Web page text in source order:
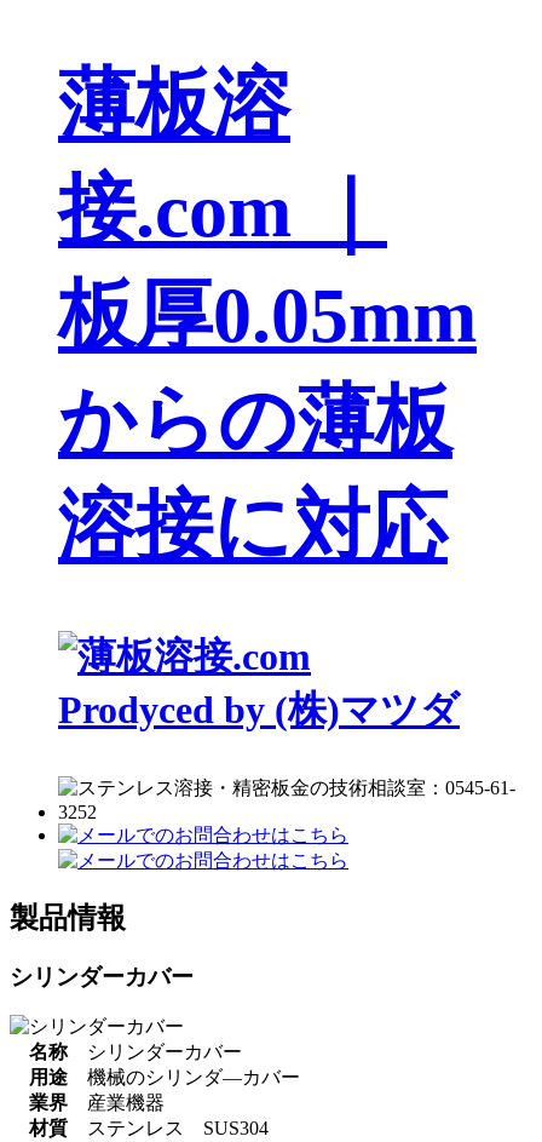
薄板溶
接.com ｜
板厚0.05mm
からの薄板
溶接に対応
Prodyced by (株)マツダ
製品情報
シリンダーカバー
名称
シリンダーカバー
用途
機械のシリンダ―カバー
業界
産業機器
材質
ステンレス SUS304